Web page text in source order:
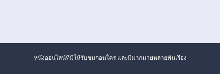
หนังออนไลน์ที่มีให้รับชมก่อนใคร และมีมากมายหลายพันเรื่อง